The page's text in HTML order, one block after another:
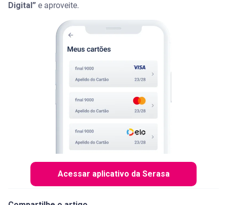
Digital” e aproveite.
Acessar aplicativo da Serasa